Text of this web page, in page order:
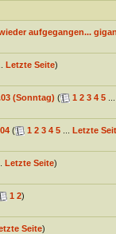
aufgegangen...
Letzte Seite)
(Sonntag) ( 1 2 3 4 5
( 1 2 3 4 5... Letzte
Letzte Seite)
1 2)
Seite)